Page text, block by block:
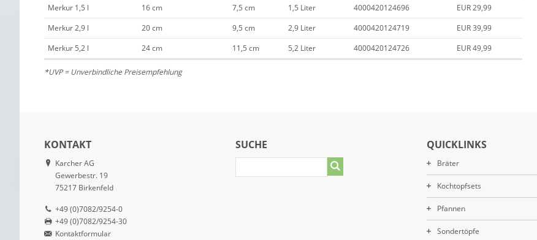
Merkur 1,5 l
16 cm 7,5 cm 1,5 Liter 4000420124696
EUR 29,99
Merkur 2,9 l
20 cm 9,5 cm 2,9 Liter 4000420124719
EUR 39,99
Merkur 5,2 l
24 cm 11,5 cm 5,2 Liter 4000420124726 EUR 49,99
*UVP = Unverbindliche Preisempfehlung
KONTAKT
Karcher AG
Gewerbestr. 19
75217 Birkenfeld
+49 (0)7082/9254-0
+49 (0)7082/9254-30
Kontaktformular
SUCHE QUICKLINKS
Bräter
Kochtopfsets
Pfannen
Sondertöpfe